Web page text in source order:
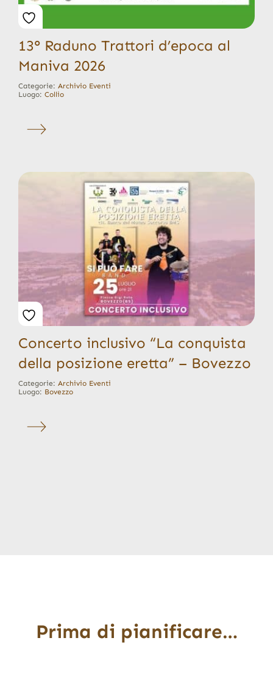
13° Raduno Trattori d’epoca al
Maniva 2026
Categorie: Archivio Eventi
Luogo: Collio
Concerto inclusivo “La conquista
della posizione eretta” – Bovezzo
Categorie: Archivio Eventi
Luogo: Bovezzo
Prima di pianificare…